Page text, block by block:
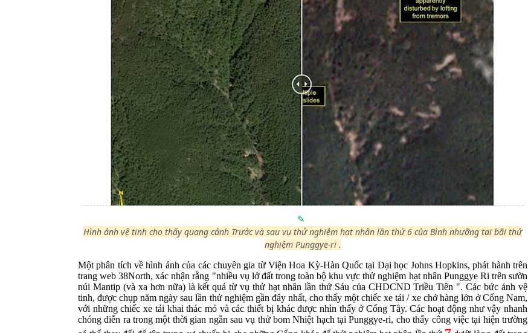
Hình ảnh vệ tinh cho thấy quang cảnh Trước và sau vụ thử nghiệm hạt nhân lần thứ 6 của Bình nhưỡng tại bãi thử
nghiệm Punggye-ri .
Một phân tích về hình ảnh của các chuyên gia từ Viện Hoa Kỳ-Hàn Quốc tại Đại học Johns Hopkins, phát hành trên
trang web 38North, xác nhận rằng "nhiều vụ lở đất trong toàn bộ khu vực thử nghiệm hạt nhân Punggye Ri trên sườn
núi Mantip (và xa hơn nữa) là kết quả từ vụ thử hạt nhân lần thứ Sáu của CHDCND Triều Tiên ". Các bức ảnh vệ
tinh, được chụp năm ngày sau lần thử nghiệm gần đây nhất, cho thấy một chiếc xe tải / xe chở hàng lớn ở Cổng Nam,
với những chiếc xe tải khai thác mỏ và các thiết bị khác được nhìn thấy ở Cổng Tây. Các hoạt động như vậy nhanh
chóng diễn ra trong một thời gian ngắn sau vụ thử bom Nhiệt hạch tại Punggye-ri, cho thấy công việc tại hiện trường